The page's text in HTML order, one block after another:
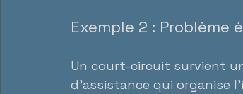
Exemple 2 :
Un court-circuit survient
d’assistance qui organise